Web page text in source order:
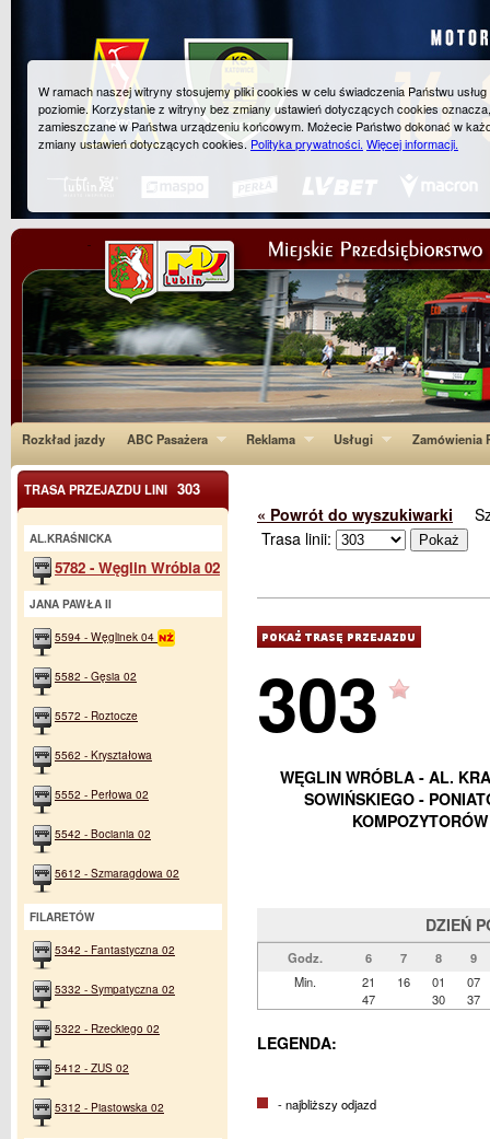
Rozkład jazdy ABC Pasażera Reklama Usługi Zamówienia
« Powrót do wyszukiwarki
Trasa linii:
303
WĘGLIN WRÓBLA - AL.
SOWIŃSKIEGO -
DZIEŃ
Godz. 6 7 8
9
Min.
21
47
16
01
30
07
37
LEGENDA:
- najbliższy odjazd
TRASA PRZEJAZDU LINI 303
AL.KRAŚNICKA
5782 - Węglin Wróbla 02
JANA PAWŁA II
5594 - Węglinek 04
5582 - Gęsia 02
5572 - Roztocze
5562 - Kryształowa
5552 - Perłowa 02
5542 - Bociania 02
5612 - Szmaragdowa 02
FILARETÓW
5342 - Fantastyczna 02
5332 - Sympatyczna 02
5322 - Rzeckiego 02
5412 - ZUS 02
5312 - Piastowska 02
W ramach naszej witryny stosujemy pliki cookies w celu świadczenia Państwu
poziomie. Korzystanie z witryny bez zmiany ustawień dotyczących cookies
zamieszczane w Państwa urządzeniu końcowym. Możecie Państwo dokonać w
zmiany ustawień dotyczących cookies.Polityka prywatności. Więcej informacji.